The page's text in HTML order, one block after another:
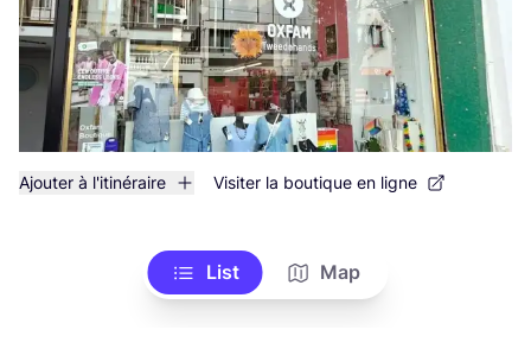
Ajouter à l'itinéraire Visiter la boutique en ligne
List Map